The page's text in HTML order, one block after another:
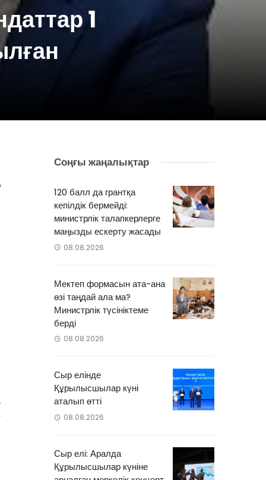
1
Соңғы жаңалықтар
120 балл да грантқа
кепілдік бермейді:
министрлік талапкерлерге
маңызды ескерту жасады
08.08.2026
Мектеп формасын ата-ана
өзі таңдай ала ма?
Министрлік түсініктеме
берді
08.08.2026
Сыр елінде
Құрылысшылар күні
аталып өтті
08.08.2026
Сыр елі: Аралда
Құрылысшылар күніне